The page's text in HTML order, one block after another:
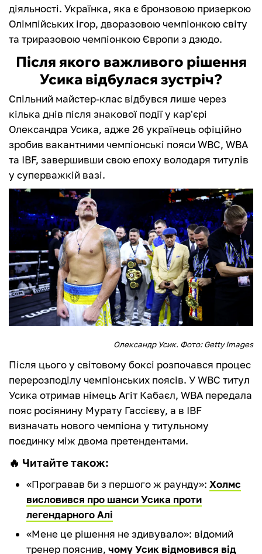
діяльності. Українка, яка є бронзовою призеркою
Олімпійських ігор, дворазовою чемпіонкою світу
та триразовою чемпіонкою Європи з дзюдо.
Після якого важливого рішення
Усика відбулася зустріч?
Спільний майстер-клас відбувся лише через
кілька днів після знакової події у кар'єрі
Олександра Усика, адже 26 українець офіційно
зробив вакантними чемпіонські пояси WBC, WBA
та IBF, завершивши свою епоху володаря титулів
у суперважкій вазі.
Олександр Усик. Фото: Getty Images
Після цього у світовому боксі розпочався процес
перерозподілу чемпіонських поясів. У WBC титул
Усика отримав німець Агіт Кабаєл, WBA передала
пояс росіянину Мурату Гассієву, а в IBF
визначать нового чемпіона у титульному
поєдинку між двома претендентами.
🔥 Читайте також:
«Програвав би з першого ж раунду»: Холмс
висловився про шанси Усика проти
легендарного Алі
«‎Мене це рішення не здивувало»: відомий
тренер пояснив, чому Усик відмовився від